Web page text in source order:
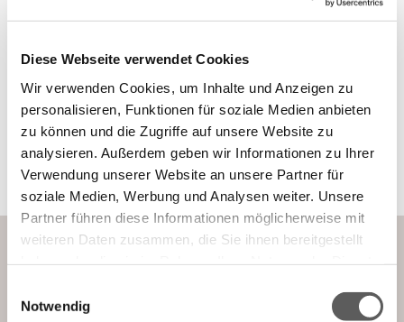
Diese Webseite verwendet Cookies
Wir verwenden Cookies, um Inhalte und Anzeigen zu
personalisieren, Funktionen für soziale Medien anbieten
zu können und die Zugriffe auf unsere Website zu
analysieren. Außerdem geben wir Informationen zu Ihrer
Verwendung unserer Website an unsere Partner für
soziale Medien, Werbung und Analysen weiter. Unsere
Partner führen diese Informationen möglicherweise mit
weiteren Daten zusammen, die Sie ihnen bereitgestellt
Notwendig
Büro und Homeoffice
Ergonomische und funktionale Arbeitsplätze
sorgen für Struktur und Komfort im Arbeitsalltag.
Mehr zu Büromöbeln